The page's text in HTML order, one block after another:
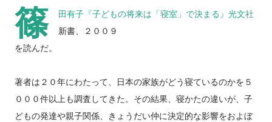
篠 田有子『子どもの将来は「寝室」で決まる』光文社
新書、２００９
を読んだ。
著者は２０年にわたって、日本の家族がどう寝ているのかを５
０００件以上も調査してきた。その結果、寝かたの違いが、子
どもの発達や親子関係、きょうだい仲に決定的な影響をおよぼ